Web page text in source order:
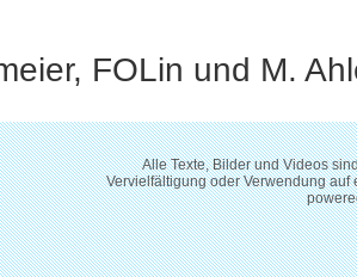
FOLin und M.
Alle Texte, Bilder und Videos
Vervielfältigung oder Verwendung